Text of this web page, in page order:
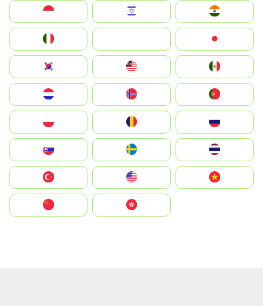
South Korea
United States
中國香港特別行政區